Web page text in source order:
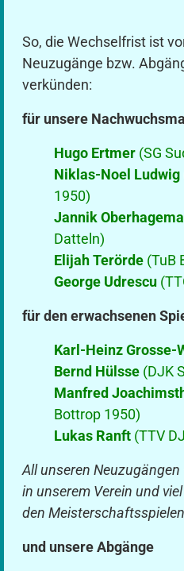
So, die Wechselfrist ist
Neuzugänge bzw.
verkünden:
für unsere
Hugo Ertmer (SG
Niklas-Noel Ludwig
1950)
Jannik
Datteln)
Elijah Terörde (TuB
George Udrescu
für den erwachsenen
Karl-Heinz Grosse-
Bernd Hülsse (DJK
Manfred
Bottrop 1950)
Lukas Ranft (TTV
All unseren
in unserem Verein und
den
und unsere Abgänge